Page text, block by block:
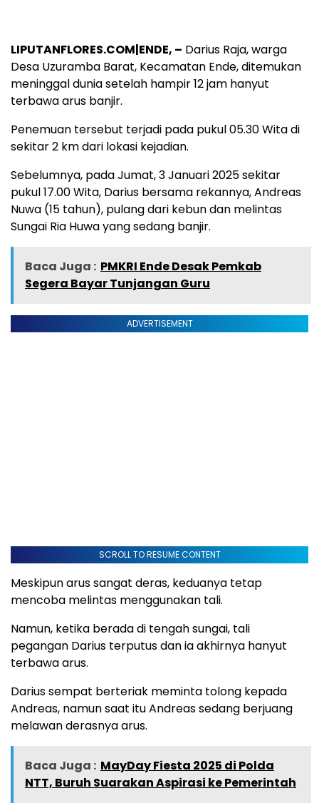
LIPUTANFLORES.COM|ENDE, – Darius Raja, warga
Desa Uzuramba Barat, Kecamatan Ende, ditemukan
meninggal dunia setelah hampir 12 jam hanyut
terbawa arus banjir.
Penemuan tersebut terjadi pada pukul 05.30 Wita di
sekitar 2 km dari lokasi kejadian.
Sebelumnya, pada Jumat, 3 Januari 2025 sekitar
pukul 17.00 Wita, Darius bersama rekannya, Andreas
Nuwa (15 tahun), pulang dari kebun dan melintas
Sungai Ria Huwa yang sedang banjir.
Baca Juga : PMKRI Ende Desak Pemkab
Segera Bayar Tunjangan Guru
ADVERTISEMENT
SCROLL TO RESUME CONTENT
Meskipun arus sangat deras, keduanya tetap
mencoba melintas menggunakan tali.
Namun, ketika berada di tengah sungai, tali
pegangan Darius terputus dan ia akhirnya hanyut
terbawa arus.
Darius sempat berteriak meminta tolong kepada
Andreas, namun saat itu Andreas sedang berjuang
melawan derasnya arus.
Baca Juga : MayDay Fiesta 2025 di Polda
NTT, Buruh Suarakan Aspirasi ke Pemerintah